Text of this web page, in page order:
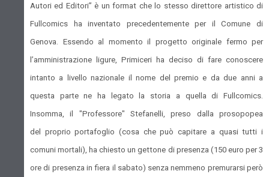
Autori ed Editori” è un format che lo stesso direttore artistico di
Fullcomics ha inventato precedentemente per il Comune di
Genova. Essendo al momento il progetto originale fermo per
l’amministrazione ligure, Primiceri ha deciso di fare conoscere
intanto a livello nazionale il nome del premio e da due anni a
questa parte ne ha legato la storia a quella di Fullcomics.
Insomma, il "Professore" Stefanelli, preso dalla prosopopea
del proprio portafoglio (cosa che può capitare a quasi tutti i
comuni mortali), ha chiesto un gettone di presenza (150 euro per 3
ore di presenza in fiera il sabato) senza nemmeno premurarsi però